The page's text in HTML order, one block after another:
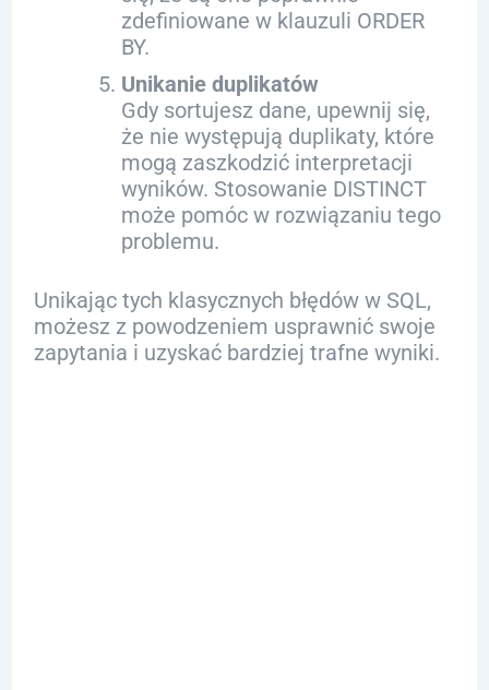
zdefiniowane w klauzuli ORDER
BY.
Unikanie duplikatów
Gdy sortujesz dane, upewnij się,
że nie występują duplikaty, które
mogą zaszkodzić interpretacji
wyników. Stosowanie DISTINCT
może pomóc w rozwiązaniu tego
problemu.
Unikając tych klasycznych błędów w SQL,
możesz z powodzeniem usprawnić swoje
zapytania i uzyskać bardziej trafne wyniki.